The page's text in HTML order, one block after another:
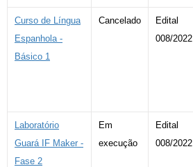
Curso de Língua
Espanhola -
Básico 1
Cancelado
Edital
008/2022
Laboratório
Guará IF Maker -
Fase 2
Em
execução
Edital
008/2022